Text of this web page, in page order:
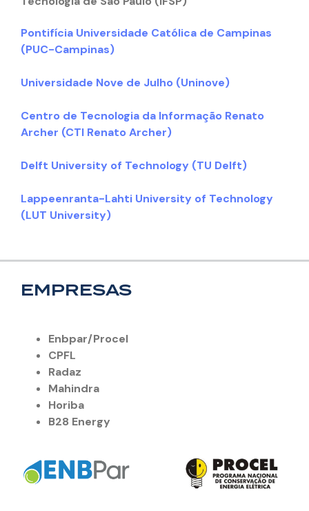
Pontifícia Universidade Católica de Campinas
(PUC-Campinas)
Universidade Nove de Julho (Uninove)
Centro de Tecnologia da Informação Renato
Archer (CTI Renato Archer)
Delft University of Technology (TU Delft)
Lappeenranta-Lahti University of Technology
(LUT University)
EMPRESAS
Enbpar/Procel
CPFL
Radaz
Mahindra
Horiba
B28 Energy